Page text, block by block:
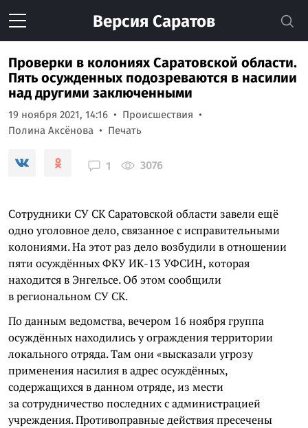
Версия Саратов
Проверки в колониях Саратовской области.
Пять осужденных подозреваются в насилии
над другими заключенными
19 ноября 2021, 14:16
Происшествия
Полина Аксёнова
Печать
1 3076
Сотрудники СУ СК Саратовской области завели ещё
одно уголовное дело, связанное с исправительными
колониями. На этот раз дело возбудили в отношении
пяти осуждённых ФКУ ИК-13 УФСИН, которая
находится в Энгельсе. Об этом сообщили
в региональном СУ СК.
По данным ведомства, вечером 16 ноября группа
осуждённых находились у ограждения территории
локального отряда. Там они «высказали угрозу
применения насилия в адрес осуждённых,
содержащихся в данном отряде, из мести
за сотрудничество последних с администрацией
учреждения. Противоправные действия пресечены